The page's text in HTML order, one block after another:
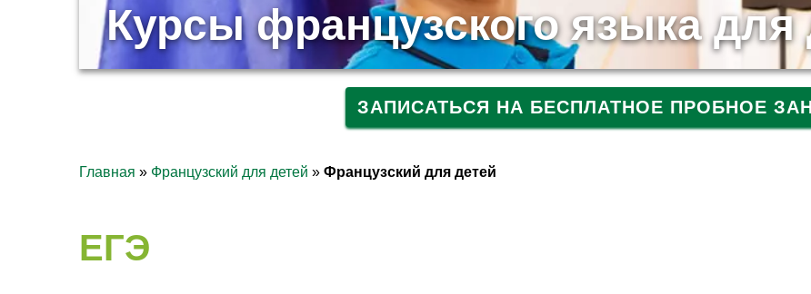
Курсы французского языка для
ЗАПИСАТЬСЯ НА БЕСПЛАТНОЕ ПРОБНОЕ
Главная » Французский для детей » Французский для детей
ЕГЭ